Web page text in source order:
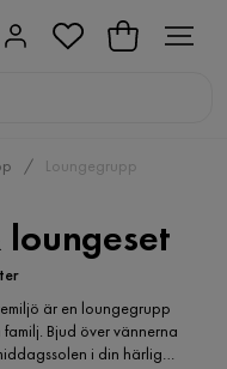
Loungegrupp
är en loungegrupp
Bjud över vännerna
i din härliga